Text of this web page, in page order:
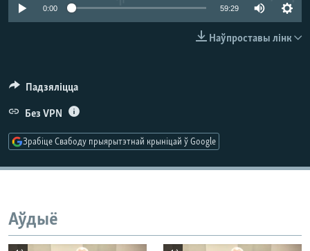
КУЛЬТУРА
МОВА0:00 59:29
Наўпроставы лінк
Падзяліцца
Без VPN
Зрабіце Свабоду прыярытэтнай крыніцай ў Google
Аўдыё